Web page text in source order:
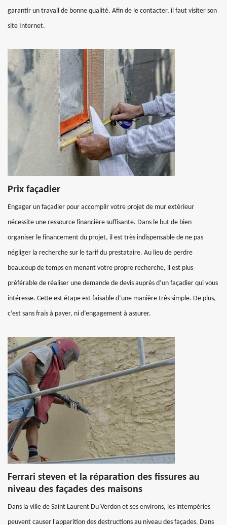
garantir un travail de bonne qualité. Afin de le contacter, il faut visiter son
site Internet.
Prix façadier
Engager un façadier pour accomplir votre projet de mur extérieur
nécessite une ressource financière suffisante. Dans le but de bien
organiser le financement du projet, il est très indispensable de ne pas
négliger la recherche sur le tarif du prestataire. Au lieu de perdre
beaucoup de temps en menant votre propre recherche, il est plus
préférable de réaliser une demande de devis auprès d’un façadier qui vous
intéresse. Cette est étape est faisable d’une manière très simple. De plus,
c’est sans frais à payer, ni d’engagement à assurer.
Ferrari steven et la réparation des fissures au
niveau des façades des maisons
Dans la ville de Saint Laurent Du Verdon et ses environs, les intempéries
peuvent causer l'apparition des destructions au niveau des façades. Dans